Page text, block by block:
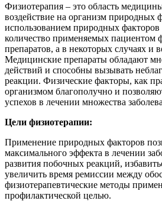
Физиотерапия – это область
воздействие на организм природных
использованием природных
количество применяемых пациентом
препаратов, а в некоторых случаях и
Медицинские препараты обладают
действий и способны вызывать
реакции. Физические факторы, как
организмом благополучно и
успехов в лечении множества
Цели физиотерапии:
Применение природных факторов
максимального эффекта в лечении
развития побочных реакций,
увеличить время ремиссии между
физиотерапевтические методы
профилактической целью.